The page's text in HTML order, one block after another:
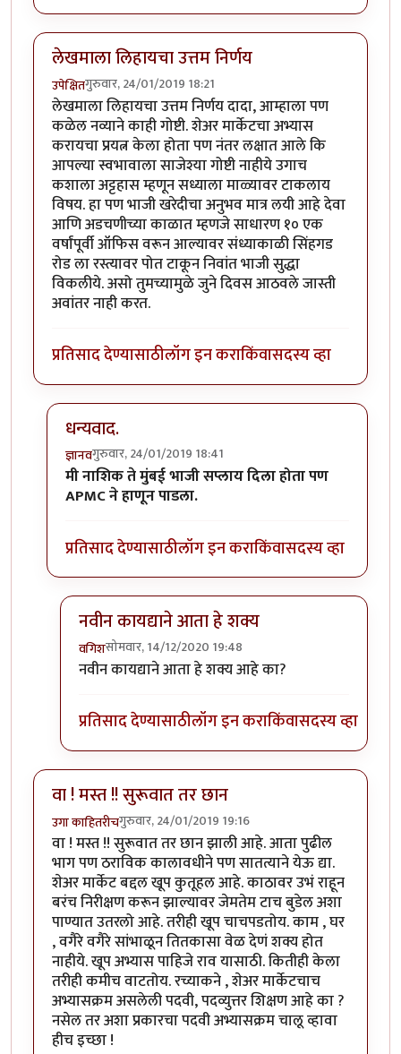
लेखमाला लिहायचा उत्तम निर्णय
उपेक्षितगुरुवार, 24/01/2019 18:21
लेखमाला लिहायचा उत्तम निर्णय दादा, आम्हाला पण
कळेल नव्याने काही गोष्टी. शेअर मार्केटचा अभ्यास
करायचा प्रयत्न केला होता पण नंतर लक्षात आले कि
आपल्या स्वभावाला साजेश्या गोष्टी नाहीये उगाच
कशाला अट्टहास म्हणून सध्याला माळ्यावर टाकलाय
विषय. हा पण भाजी खरेदीचा अनुभव मात्र लयी आहे देवा
आणि अडचणीच्या काळात म्हणजे साधारण १० एक
वर्षांपूर्वी ऑफिस वरून आल्यावर संध्याकाळी सिंहगड
रोड ला रस्त्यावर पोत टाकून निवांत भाजी सुद्धा
विकलीये. असो तुमच्यामुळे जुने दिवस आठवले जास्ती
अवांतर नाही करत.
प्रतिसाद देण्यासाठीलॉग इन कराकिंवासदस्य व्हा
धन्यवाद.
ज्ञानवगुरुवार, 24/01/2019 18:41
In reply toलेखमाला लिहायचा उत्तम निर्णयby
मी नाशिक ते मुंबई भाजी सप्लाय दिला होता पण
APMC ने हाणून पाडला.
प्रतिसाद देण्यासाठीलॉग इन कराकिंवासदस्य व्हा
नवीन कायद्याने आता हे शक्य
वगिशसोमवार, 14/12/2020 19:48
In reply toधन्यवाद.byज्ञानव
नवीन कायद्याने आता हे शक्य आहे का?
प्रतिसाद देण्यासाठीलॉग इन कराकिंवासदस्य व्हा
वा ! मस्त !! सुरूवात तर छान
उगा काहितरीचगुरुवार, 24/01/2019 19:16
वा ! मस्त !! सुरूवात तर छान झाली आहे. आता पुढील
भाग पण ठराविक कालावधीने पण सातत्याने येऊ द्या.
शेअर मार्केट बद्दल खूप कुतूहल आहे. काठावर उभं राहून
बरंच निरीक्षण करून झाल्यावर जेमतेम टाच बुडेल अशा
पाण्यात उतरलो आहे. तरीही खूप चाचपडतोय. काम , घर
, वगैरे वगैरे सांभाळून तितकासा वेळ देणं शक्य होत
नाहीये. खूप अभ्यास पाहिजे राव यासाठी. कितीही केला
तरीही कमीच वाटतोय. रच्याकने , शेअर मार्केटचाच
अभ्यासक्रम असलेली पदवी, पदव्युत्तर शिक्षण आहे का ?
नसेल तर अशा प्रकारचा पदवी अभ्यासक्रम चालू व्हावा
हीच इच्छा !